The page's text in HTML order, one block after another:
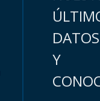
DATOS
Y